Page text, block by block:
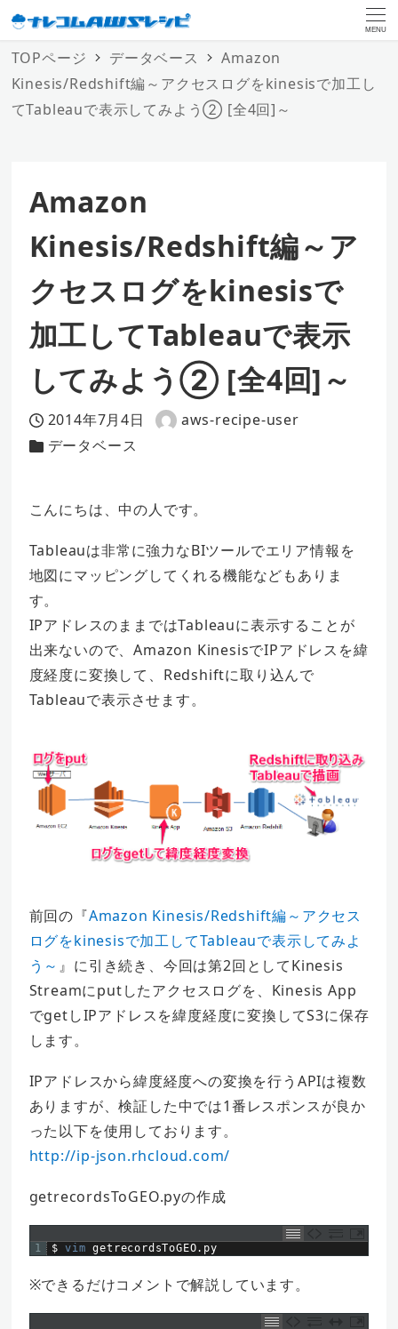
MENU
TOPページ データベース
Amazon
Kinesis/Redshift編～アクセスログをkinesisで加工し
てTableauで表示してみよう② [全4回]～
Amazon
Kinesis/Redshift編～ア
クセスログをkinesisで
加工してTableauで表示
してみよう② [全4回]～
投稿日
2014年7月4日
著
aws-recipe-user
カテゴリー
データベース
こんにちは、中の人です。
Tableauは非常に強力なBIツールでエリア情報を
地図にマッピングしてくれる機能などもありま
す。
IPアドレスのままではTableauに表示することが
出来ないので、Amazon KinesisでIPアドレスを緯
度経度に変換して、Redshiftに取り込んで
Tableauで表示させます。
前回の『Amazon Kinesis/Redshift編～アクセス
ログをkinesisで加工してTableauで表示してみよ
う～ 』に引き続き、今回は第2回としてKinesis
Streamにputしたアクセスログを、Kinesis App
でgetしIPアドレスを緯度経度に変換してS3に保存
します。
IPアドレスから緯度経度への変換を行うAPIは複数
ありますが、検証した中では1番レスポンスが良か
った以下を使用しております。
http://ip-json.rhcloud.com/
getrecordsToGEO.pyの作成
1 $ vim getrecordsToGEO. py
※できるだけコメントで解説しています。